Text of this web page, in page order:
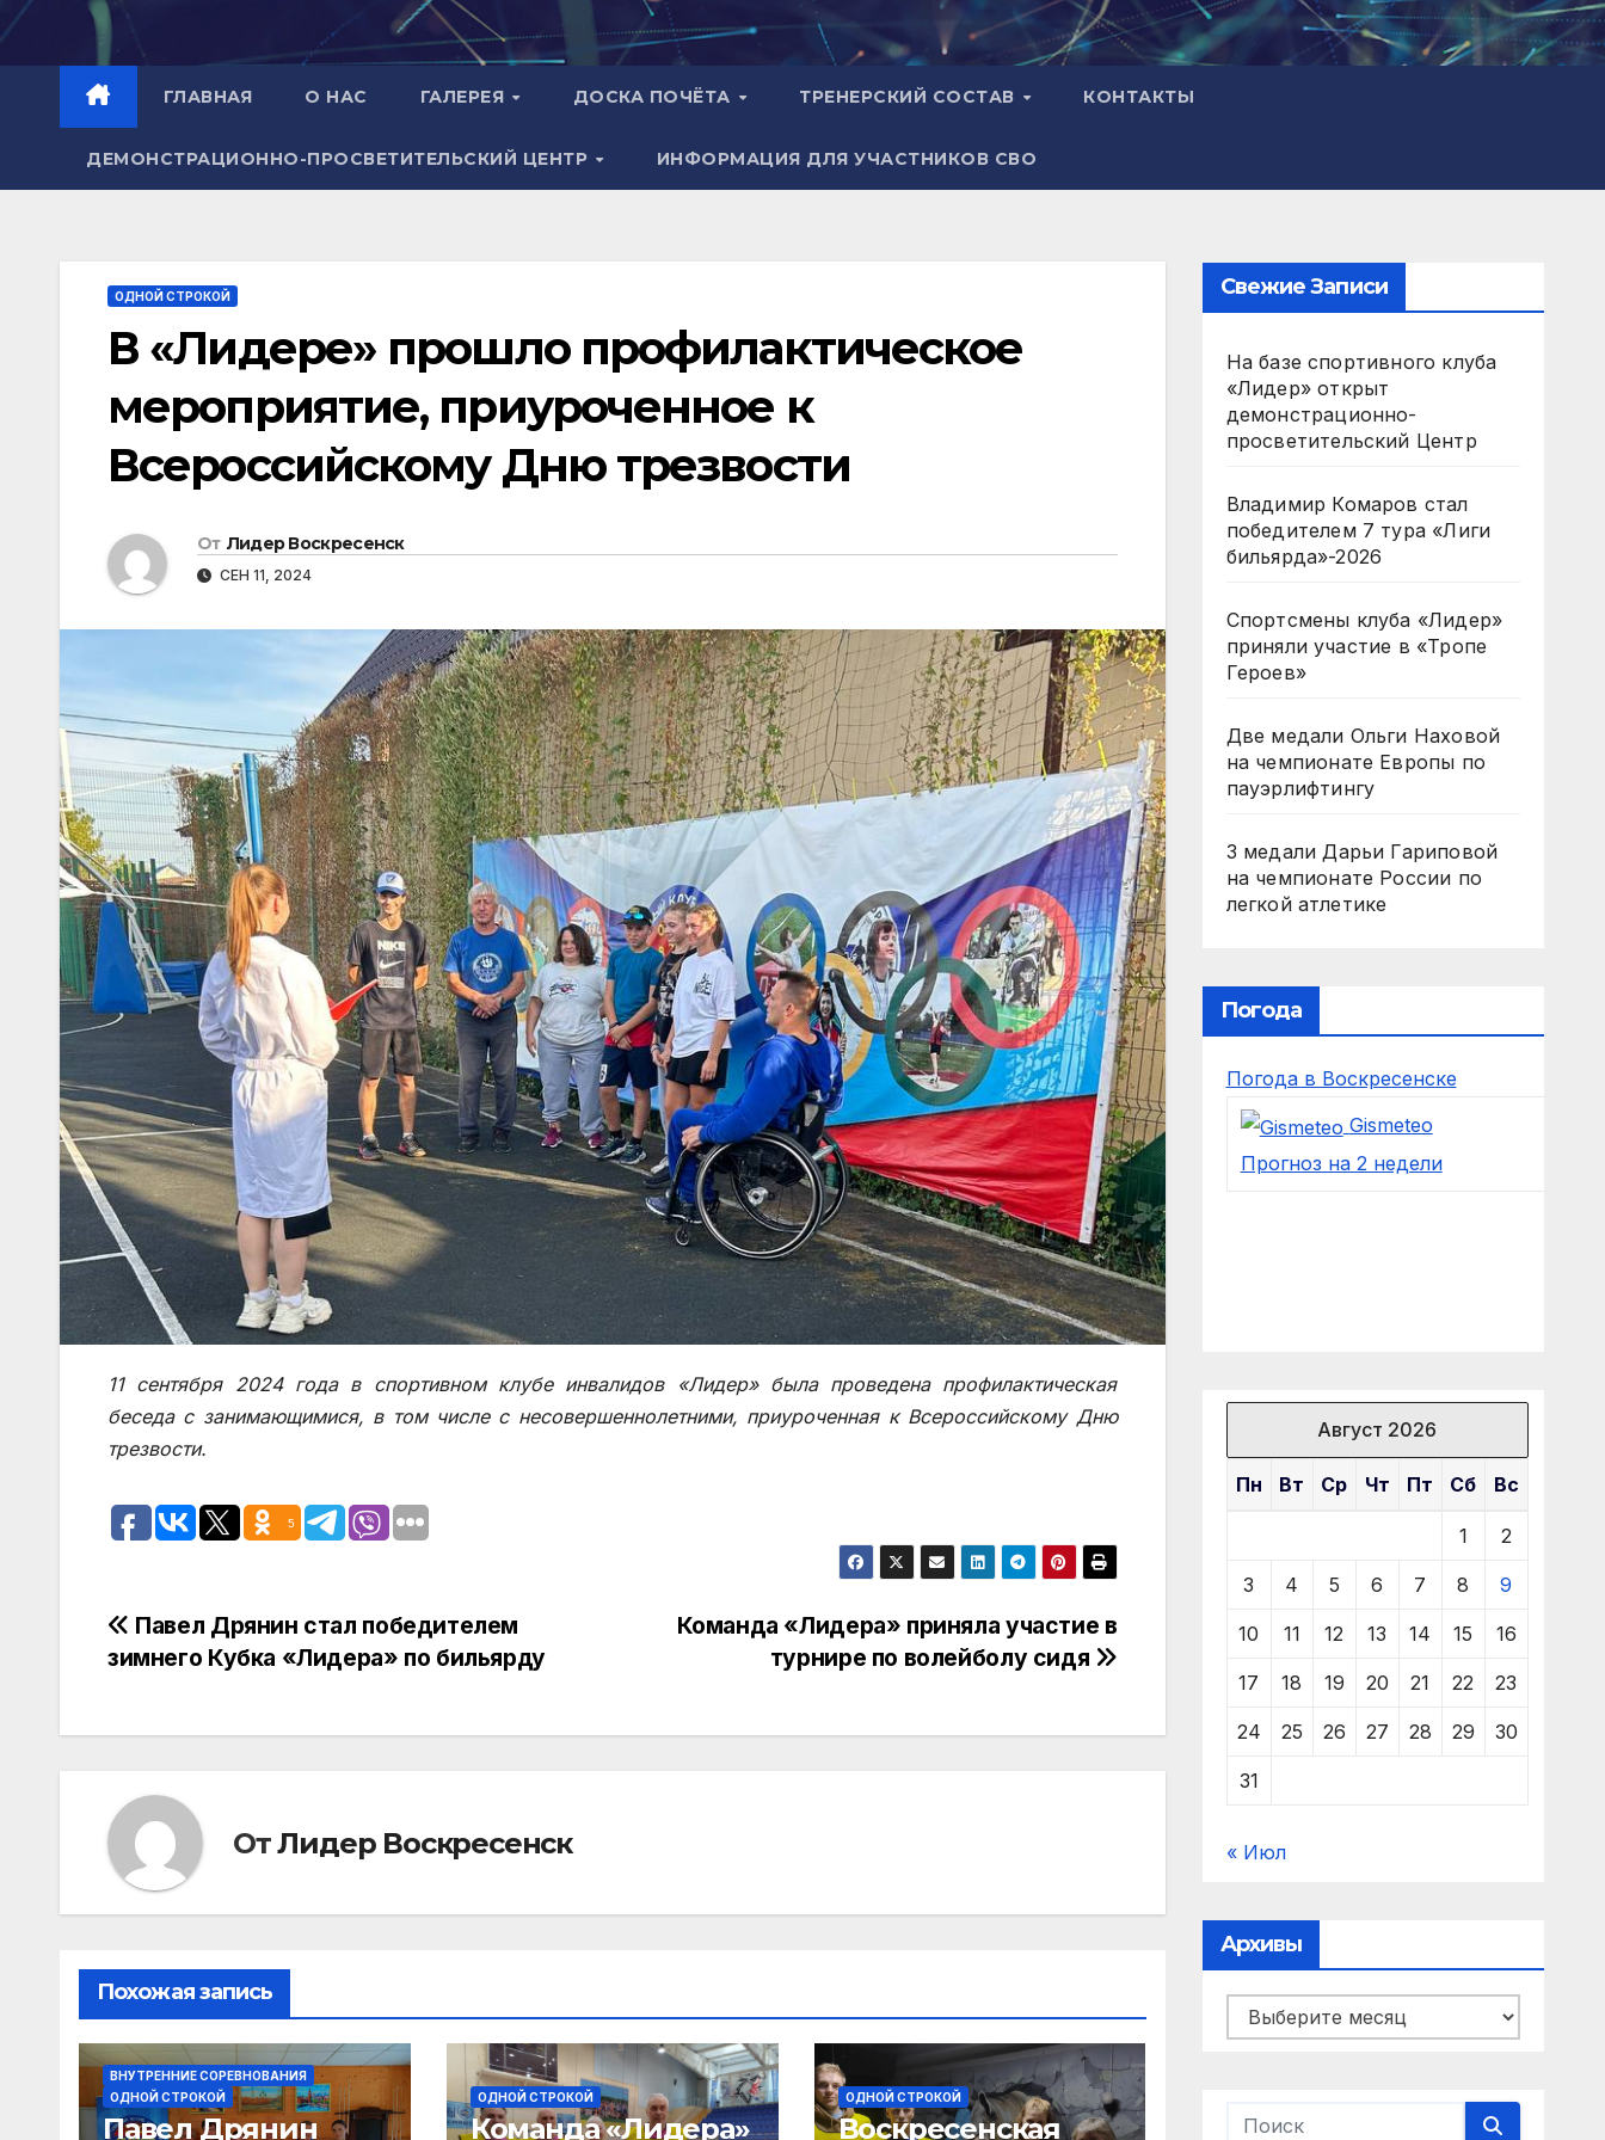
Перейти
содержимому
ГЛАВНАЯ О НАС ГАЛЕРЕЯ ДОСКА ПОЧЁТА ТРЕНЕРСКИЙ СОСТАВ КОНТАКТЫ
ДЕМОНСТРАЦИОННО-ПРОСВЕТИТЕЛЬСКИЙ ЦЕНТР ИНФОРМАЦИЯ ДЛЯ УЧАСТНИКОВ СВО
ОДНОЙ СТРОКОЙ
В «Лидере» прошло профилактическое
мероприятие, приуроченное к
Всероссийскому Дню трезвости
От Лидер Воскресенск
СЕН 11, 2024
11 сентября 2024 года в спортивном клубе инвалидов «Лидер» была проведена профилактическая
беседа с занимающимися, в том числе с несовершеннолетними, приуроченная к Всероссийскому Дню
трезвости.
5
Навигация
записям
Команда «Лидера» приняла участие в
турнире по волейболу сидя
Павел Дрянин стал победителем
зимнего Кубка «Лидера» по бильярду
ОтЛидер Воскресенск
Похожая запись
ВНУТРЕННИЕ СОРЕВНОВАНИЯ
ОДНОЙ СТРОКОЙ
Павел Дрянин
ОДНОЙ СТРОКОЙ
Команда «Лидера»
ОДНОЙ СТРОКОЙ
Воскресенская
Свежие Записи
На базе спортивного клуба
«Лидер» открыт
демонстрационно-
просветительский Центр
Владимир Комаров стал
победителем 7 тура «Лиги
бильярда»-2026
Спортсмены клуба «Лидер»
приняли участие в «Тропе
Героев»
Две медали Ольги Наховой
на чемпионате Европы по
пауэрлифтингу
3 медали Дарьи Гариповой
на чемпионате России по
легкой атлетике
Погода
Погода в Воскресенске
Gismeteo
Прогноз на 2 недели
Август 2026
Пн Вт Ср Чт Пт Сб Вс
1 2
3 4 5 6 7 8 9
10 11 12 13 14 15 16
17 18 19 20 21 22 23
24 25 26 27 28 29 30
31
« Июл
Архивы
Архивы